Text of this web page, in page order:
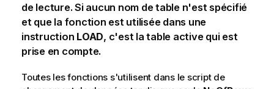
de lecture. Si aucun nom de table n'est spécifié
et que la fonction est utilisée dans une
instruction LOAD, c'est la table active qui est
prise en compte.
Toutes les fonctions s'utilisent dans le script de